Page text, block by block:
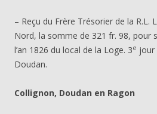
– Reçu du Frère Trésorier de la R.L.
Nord, la somme de 321 fr. 98, pour
l’an 1826 du local de la Loge. 3e jour
Doudan.
Collignon, Doudan en Ragon